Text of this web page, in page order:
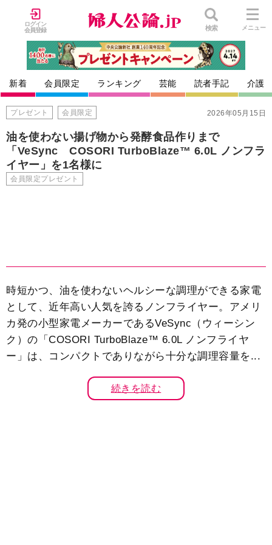
ログイン
会員登録
検索 メニュー
新着 会員限定 ランキング 芸能 読者手記 介護
2026年05月15日
プレゼント 会員限定
油を使わない揚げ物から発酵食品作りまで
「VeSync COSORI TurboBlaze™ 6.0L ノンフラ
イヤー」を1名様に
会員限定プレゼント
時短かつ、油を使わないヘルシーな調理ができる家電
として、近年高い人気を誇るノンフライヤー。アメリ
カ発の小型家電メーカーであるVeSync（ウィーシン
ク）の「COSORI TurboBlaze™ 6.0L ノンフライヤ
ー」は、コンパクトでありながら十分な調理容量を...
続きを読む